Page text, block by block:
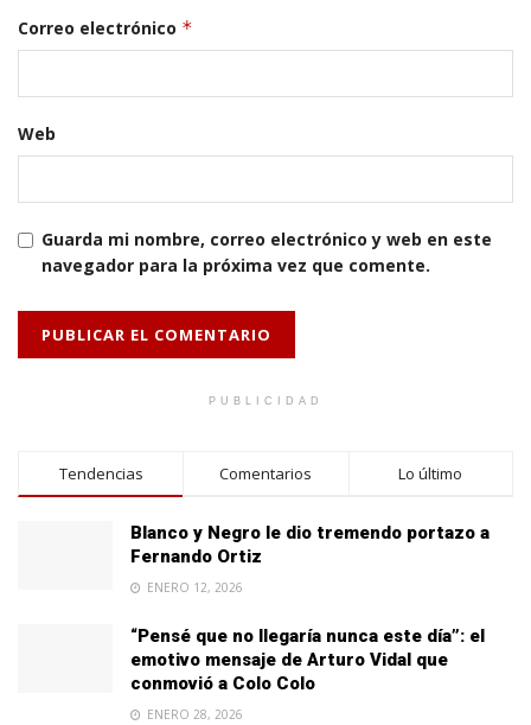
Correo electrónico *
Web
Guarda mi nombre, correo electrónico y web en este
navegador para la próxima vez que comente.
PUBLICIDAD
Tendencias Comentarios Lo último
Blanco y Negro le dio tremendo portazo a
Fernando Ortiz
ENERO 12, 2026
“Pensé que no llegaría nunca este día”: el
emotivo mensaje de Arturo Vidal que
conmovió a Colo Colo
ENERO 28, 2026